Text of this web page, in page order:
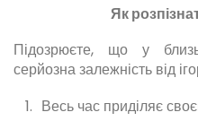
Як
Підозрюєте, що у
серйозна залежність від
Весь час приділяє